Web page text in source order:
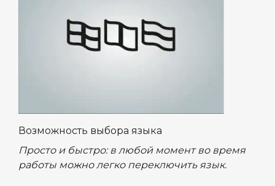
Возможность выбора языка
Просто и быстро: в любой момент во время
работы можно легко переключить язык.